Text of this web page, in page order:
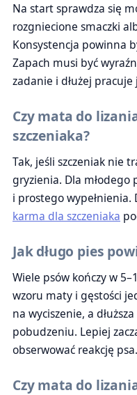
Na start sprawdza się
rozgniecione smaczki
Konsystencja powinna
Zapach musi być
zadanie i dłużej pracuje
Czy mata do
szczeniaka?
Tak, jeśli szczeniak nie
gryzienia. Dla młodego
i prostego
karma dla szczeniaka
Jak długo pies
Wiele psów kończy w
wzoru maty i gęstości
na wyciszenie, a
pobudzeniu. Lepiej
obserwować reakcję psa.
Czy mata do